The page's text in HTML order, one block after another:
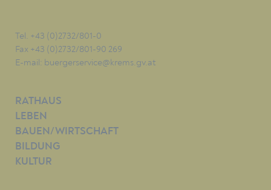
Tel. +43 (0)2732/801-0
Fax +43 (0)2732/801-90 269
E-mail: buergerservice@krems.gv.at
RATHAUS
LEBEN
BAUEN/WIRTSCHAFT
BILDUNG
KULTUR